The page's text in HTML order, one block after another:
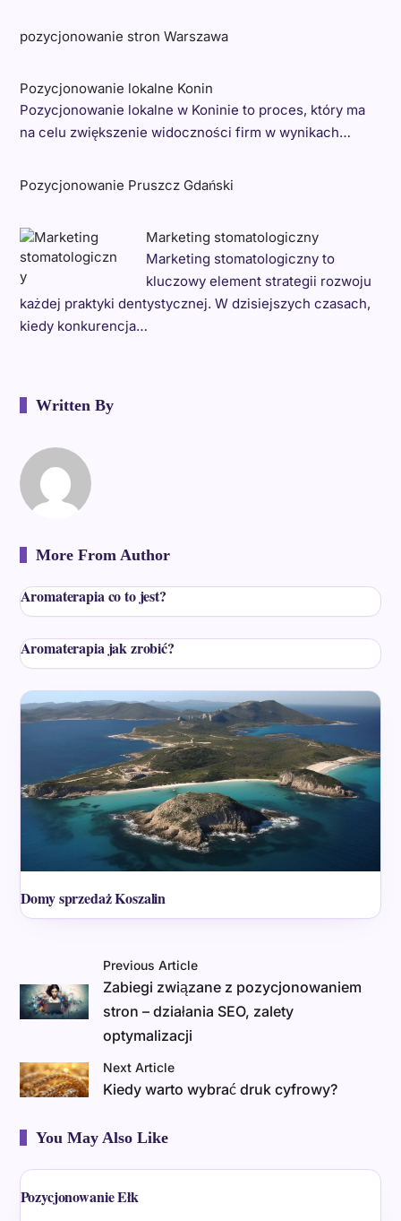
pozycjonowanie stron Warszawa
Pozycjonowanie lokalne Konin
Pozycjonowanie lokalne w Koninie to proces, który ma
na celu zwiększenie widoczności firm w wynikach…
Pozycjonowanie Pruszcz Gdański
Marketing stomatologiczny
Marketing stomatologiczny to
kluczowy element strategii rozwoju
każdej praktyki dentystycznej. W dzisiejszych czasach,
kiedy konkurencja…
Written By
More From Author
Aromaterapia co to jest?
Aromaterapia jak zrobić?
Domy sprzedaż Koszalin
Previous Article
Zabiegi związane z pozycjonowaniem
stron – działania SEO, zalety
optymalizacji
Next Article
Kiedy warto wybrać druk cyfrowy?
You May Also Like
Pozycjonowanie Ełk